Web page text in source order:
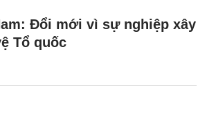
Đổi mới vì sự nghiệp xây
Tổ quốc